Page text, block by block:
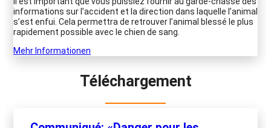
informations sur l’accident et la direction dans laquelle l’animal
s’est enfui. Cela permettra de retrouver l’animal blessé le plus
rapidement possible avec le chien de sang.
Mehr Informationen
Téléchargement